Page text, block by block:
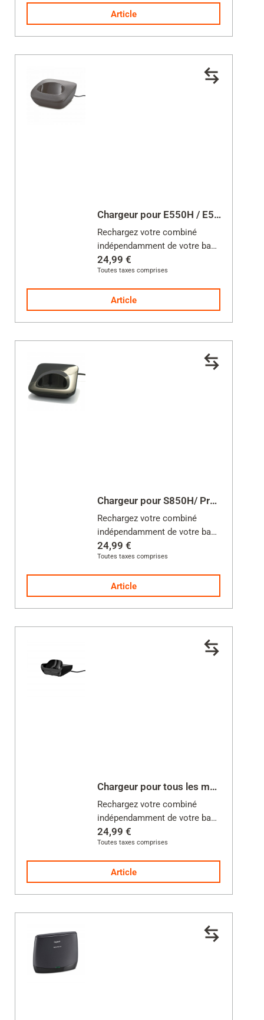
Article
Chargeur pour E550H / E560H / E560HX
Rechargez votre combiné
indépendamment de votre base
Alimentation incluse
24,99 €
Toutes taxes comprises
Article
Chargeur pour S850H/ Premium 100HX
Rechargez votre combiné
indépendamment de votre base
Alimentation incluse
24,99 €
Toutes taxes comprises
Article
Chargeur pour tous les modèles COMFORT
Rechargez votre combiné
indépendamment de votre base
Alimentation incluse
24,99 €
Toutes taxes comprises
Article